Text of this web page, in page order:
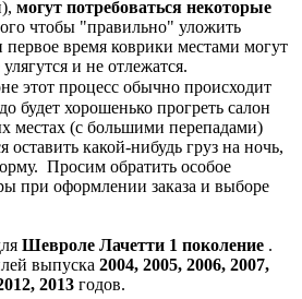
могут потребоваться некоторые
чтобы "правильно" уложить
время коврики местами могут
и не отлежатся.
этот процесс обычно происходит
будет хорошенько прогреть салон
местах (с большими перепадами)
какой-нибудь груз на ночь,
Просим обратить особое
при оформлении заказа и выборе
Шевроле Лачетти 1 поколение .
выпуска 2004, 2005, 2006, 2007,
2013 годов.